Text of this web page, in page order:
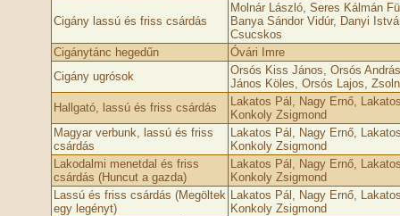
Cigány lassú és friss csárdás
Molnár László, Seres Kálmán
Banya Sándor Vidúr, Danyi
Csucskos
Cigánytánc hegedűn
Óvári Imre
Cigány ugrósok
Orsós Kiss János, Orsós
János Köles, Orsós Lajos,
Hallgató, lassú és friss csárdás
Lakatos Pál, Nagy Ernő,
Konkoly Zsigmond
Magyar verbunk, lassú és friss
csárdás
Lakatos Pál, Nagy Ernő,
Konkoly Zsigmond
Lakodalmi menetdal és friss
csárdás (Huncut a gazda)
Lakatos Pál, Nagy Ernő,
Konkoly Zsigmond
Lassú és friss csárdás (Megöltek
egy legényt)
Lakatos Pál, Nagy Ernő,
Konkoly Zsigmond